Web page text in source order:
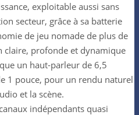
exploitable aussi sans
secteur, grâce à sa batterie
de jeu nomade de plus de
claire, profonde et dynamique
un haut-parleur de 6,5
1 pouce, pour un rendu naturel
et la scène.
indépendants quasi